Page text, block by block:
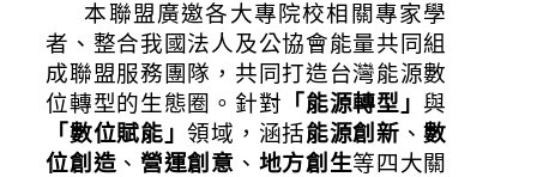
本聯盟廣邀各大專院校相關專家學
者、整合我國法人及公協會能量共同組
成聯盟服務團隊，共同打造台灣能源數
位轉型的生態圈。針對 「能源轉型」與
「數位賦能」領域，涵括能源創新 、數
位創造 、營運創意 、 地方創生等四大關